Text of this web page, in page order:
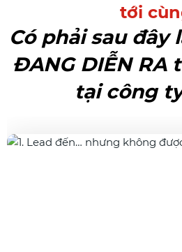
tới
Có phải sau đây
ĐANG DIỄN RA
tại công